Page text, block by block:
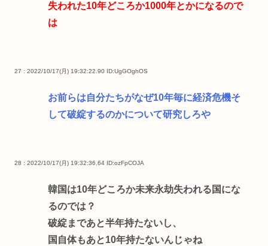
失われた10年どころか1000年とかになるので
は
27 : 2022/10/17(月) 19:32:22.90 ID:UgGOghOS
お前らは自分たちがなぜ10年毎に経済危機そ
して破綻するのかについて研究しろや
28 : 2022/10/17(月) 19:32:36.64 ID:ozFpCOJA
韓国は10年どころか未来永劫失われる国にな
るのでは？
破綻まであと半年持たないし、
国自体もあと10年持たないんじゃね